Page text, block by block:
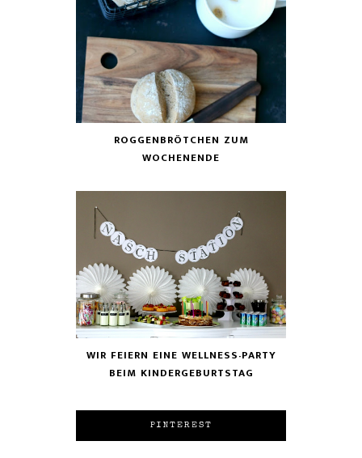
ROGGENBRÖTCHEN ZUM
WOCHENENDE
WIR FEIERN EINE WELLNESS-PARTY
BEIM KINDERGEBURTSTAG
PINTEREST